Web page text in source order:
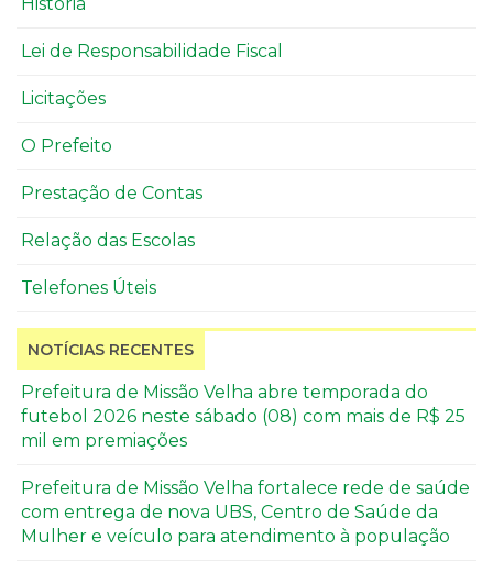
História
Lei de Responsabilidade Fiscal
Licitações
O Prefeito
Prestação de Contas
Relação das Escolas
Telefones Úteis
NOTÍCIAS RECENTES
Prefeitura de Missão Velha abre temporada do
futebol 2026 neste sábado (08) com mais de R$ 25
mil em premiações
Prefeitura de Missão Velha fortalece rede de saúde
com entrega de nova UBS, Centro de Saúde da
Mulher e veículo para atendimento à população